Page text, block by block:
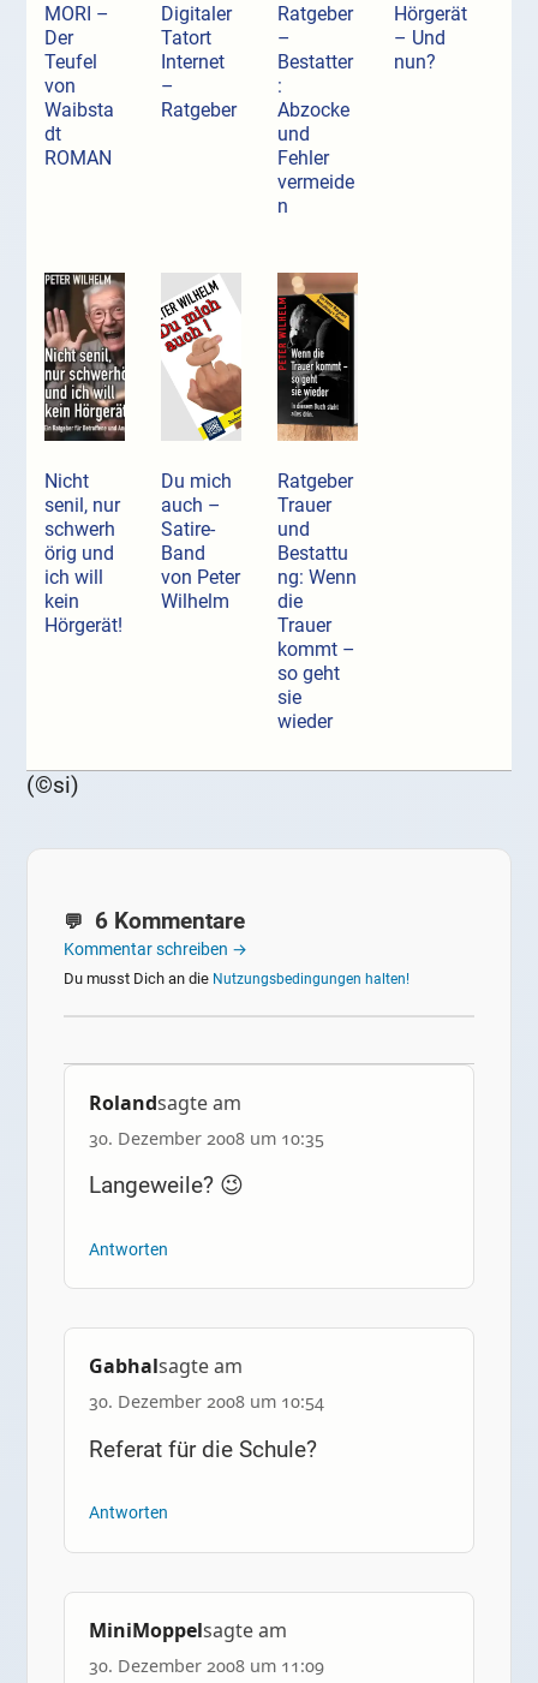
MORI –
Der
Teufel
von
Waibsta
dt
ROMAN
Digitaler
Tatort
Internet
–
Ratgeber
Ratgeber
–
Bestatter
:
Abzocke
und
Fehler
vermeide
n
Hörgerät
– Und
nun?
Nicht
senil, nur
schwerh
örig und
ich will
kein
Hörgerät!
Du mich
auch –
Satire-
Band
von Peter
Wilhelm
Ratgeber
Trauer
und
Bestattu
ng: Wenn
die
Trauer
kommt –
so geht
sie
wieder
(©si)
6 Kommentare
Kommentar schreiben →
Du musst Dich an die Nutzungsbedingungen halten!
Rolandsagte am
30. Dezember 2008 um 10:35
Langeweile? 😉
Antworten
Gabhalsagte am
30. Dezember 2008 um 10:54
Referat für die Schule?
Antworten
MiniMoppelsagte am
30. Dezember 2008 um 11:09